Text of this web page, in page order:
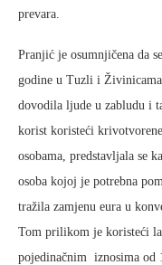
prevara.
Pranjić je osumnjičena da
godine u Tuzli i Živinicama
dovodila ljude u zabludu i
korist koristeći
osobama, predstavljala se
osoba kojoj je potrebna
tražila zamjenu eura u
Tom prilikom je koristeći
pojedinačnim iznosima od